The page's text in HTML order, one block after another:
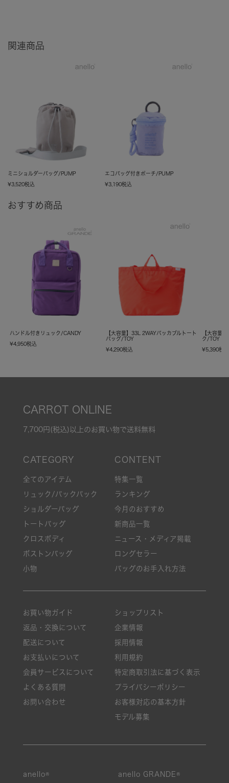
関連商品
ミニショルダーバッグ/PUMP
¥3,520税込
エコバッグ付きポーチ/PUMP
¥3,190税込
おすすめ商品
ハンドル付きリュック/CANDY
¥4,950税込
【大容量】33L 2WAYパッカブルトート
バッグ/TOY
¥4,290税込
【大容量
ク/TOY
¥5,390税込
CARROT ONLINE
7,700円(税込)以上のお買い物で送料無料
全てのアイテム
リュック/バックパック
ショルダーバッグ
トートバッグ
クロスボディ
ボストンバッグ
小物
特集一覧
ランキング
今月のおすすめ
新商品一覧
ニュース・メディア掲載
ロングセラー
バッグのお手入れ方法
お買い物ガイド
返品・交換について
配送について
お支払いについて
会員サービスについて
よくある質問
お問い合わせ
ショップリスト
企業情報
採用情報
利用規約
特定商取引法に基づく表示
プライバシーポリシー
お客様対応の基本方針
モデル募集
anello® anello GRANDE®